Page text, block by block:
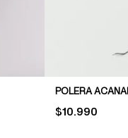
PRICE:
$10.990